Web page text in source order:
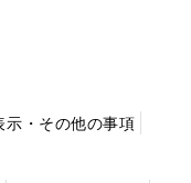
示・その他の事項